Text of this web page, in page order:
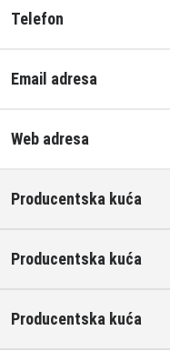
Telefon
Email adresa
Web adresa
Producentska kuća
Producentska kuća
Producentska kuća